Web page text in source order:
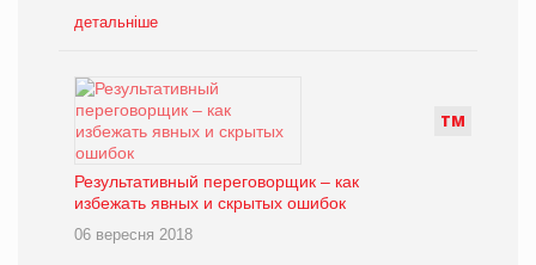
детальніше
ТМ
Результативный переговорщик – как
избежать явных и скрытых ошибок
06 вересня 2018